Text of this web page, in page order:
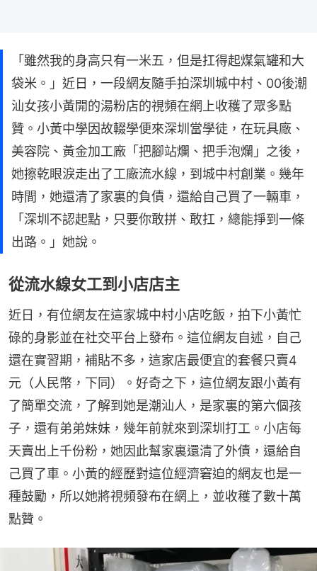
「雖然我的身高只有一米五，但是扛得起煤氣罐和大
袋米。」近日，一段網友隨手拍深圳城中村、00後潮
汕女孩小黃開的湯粉店的視頻在網上收穫了眾多點
贊。小黃中學因故輟學便來深圳當學徒，在玩具廠、
美容院、黃金加工廠「把腳站爛、把手泡爛」之後，
她擦乾眼淚走出了工廠流水線，到城中村創業。幾年
時間，她還清了家裏的負債，還給自己買了一輛車，
「深圳不認起點，只要你敢拼、敢扛，總能掙到一條
出路。」她說。
從流水線女工到小店店主
近日，有位網友在這家城中村小店吃飯，拍下小黃忙
碌的身影並在社交平台上發布。這位網友自述，自己
還在實習期，補貼不多，這家店最便宜的套餐只賣4
元（人民幣，下同）。好奇之下，這位網友跟小黃有
了簡單交流，了解到她是潮汕人，是家裏的第六個孩
子，還有弟弟妹妹，幾年前就來到深圳打工。小店每
天賣出上千份粉，她因此幫家裏還清了外債，還給自
己買了車。小黃的經歷對這位經濟窘迫的網友也是一
種鼓勵，所以她將視頻發布在網上，並收穫了數十萬
點贊。